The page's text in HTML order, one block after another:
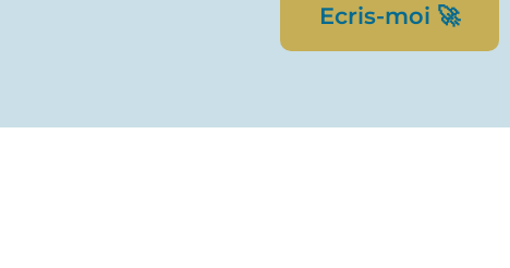
Ecris-moi 🚀